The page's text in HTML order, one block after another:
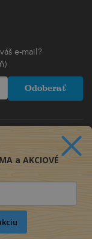
e-mail?
Odoberať
a AKCIOVÉ